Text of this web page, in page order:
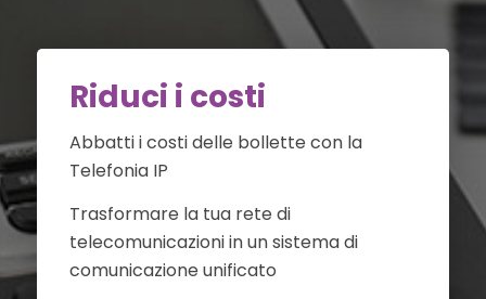
Riduci i costi
Abbatti i costi delle bollette con la
Telefonia IP
Trasformare la tua rete di
telecomunicazioni in un sistema di
comunicazione unificato